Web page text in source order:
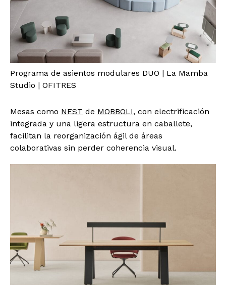
Programa de asientos modulares DUO | La Mamba
Studio | OFITRES
Mesas como NEST de MOBBOLI, con electrificación
integrada y una ligera estructura en caballete,
facilitan la reorganización ágil de áreas
colaborativas sin perder coherencia visual.